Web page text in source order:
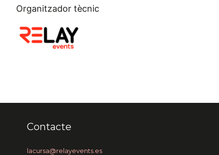
Organitzador tècnic
Contacte
lacursa@relayevents.es